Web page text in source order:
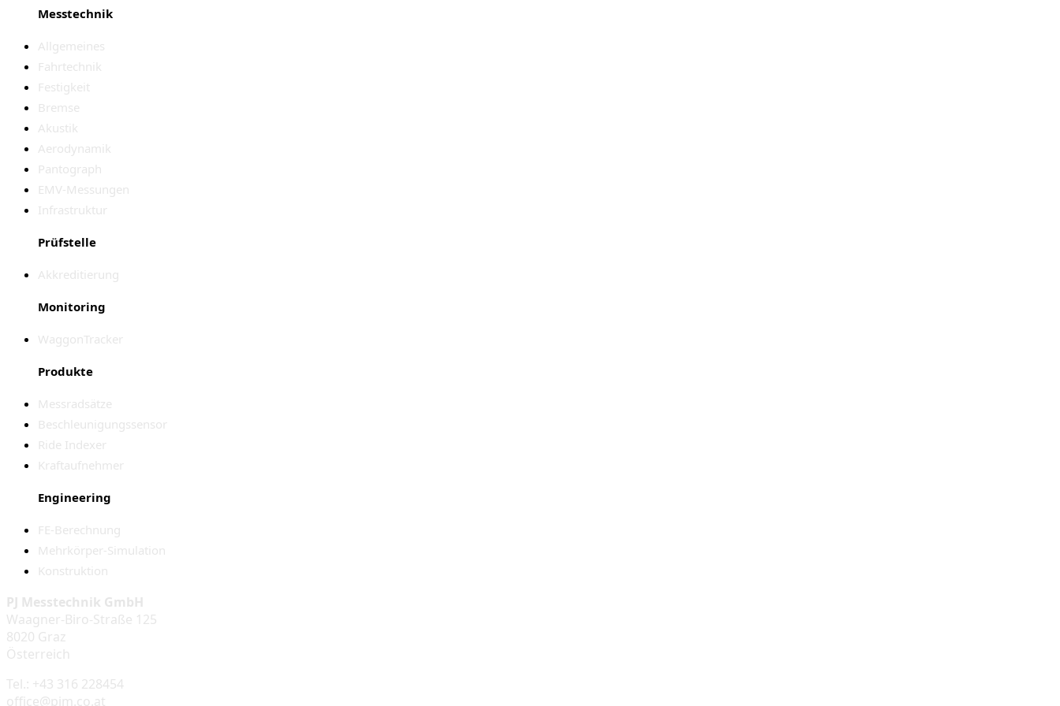
Messtechnik
Allgemeines
Fahrtechnik
Festigkeit
Bremse
Akustik
Aerodynamik
Pantograph
EMV-Messungen
Infrastruktur
Prüfstelle
Akkreditierung
Monitoring
WaggonTracker
Produkte
Messradsätze
Beschleunigungssensor
Ride Indexer
Kraftaufnehmer
Engineering
FE-Berechnung
Mehrkörper-Simulation
Konstruktion
PJ Messtechnik GmbH
Waagner-Biro-Straße 125
8020 Graz
Österreich
Tel.: +43 316 228454
office@pjm.co.at